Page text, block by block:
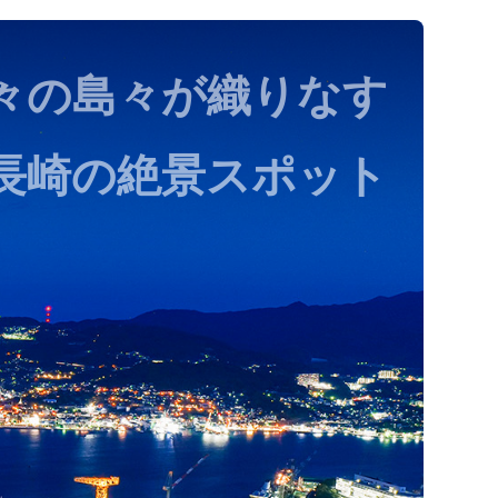
の島々が織りなす
崎の絶景スポット